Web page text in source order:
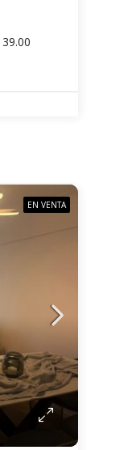
39.00
EN VENTA